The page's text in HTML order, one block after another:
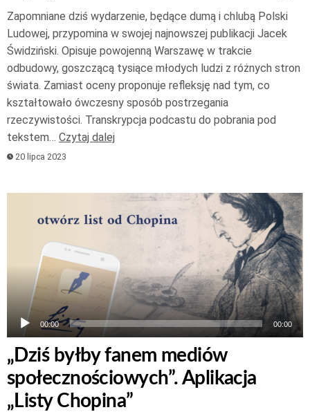
Zapomniane dziś wydarzenie, będące dumą i chlubą Polski
Ludowej, przypomina w swojej najnowszej publikacji Jacek
Świdziński. Opisuje powojenną Warszawę w trakcie
odbudowy, goszczącą tysiące młodych ludzi z różnych stron
świata. Zamiast oceny proponuje refleksję nad tym, co
kształtowało ówczesny sposób postrzegania
rzeczywistości. Transkrypcja podcastu do pobrania pod
tekstem… Czytaj dalej
20 lipca 2023
plików
dźwiękowych
00:00 00:00
„Dziś byłby fanem mediów
społecznościowych”. Aplikacja
„Listy Chopina”